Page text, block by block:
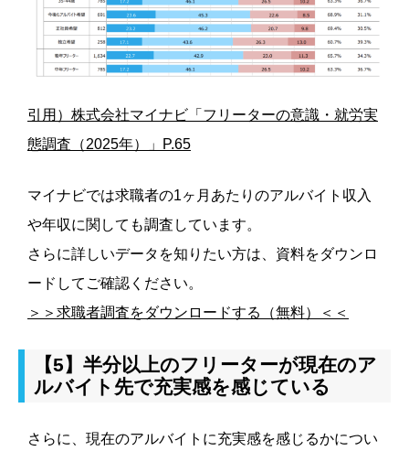
引用）株式会社マイナビ「フリーターの意識・就労実
態調査（2025年）」P.65
マイナビでは求職者の1ヶ月あたりのアルバイト収入
や年収に関しても調査しています。
さらに詳しいデータを知りたい方は、資料をダウンロ
ードしてご確認ください。
＞＞求職者調査をダウンロードする（無料）＜＜
【5】半分以上のフリーターが現在のア
ルバイト先で充実感を感じている
さらに、現在のアルバイトに充実感を感じるかについ